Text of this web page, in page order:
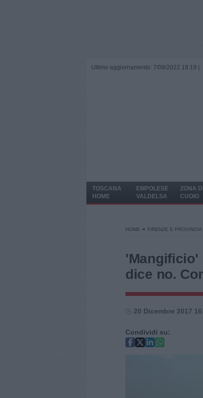
Ultimo aggiornamento: 7/09/2022 18:19 |
TOSCANA
HOME
EMPOLESE
VALDELSA
ZONA
CUOIO
HOME FIRENZE E PROVINCIA
'Mangificio'
dice no.
20 Dicembre 2017
Condividi su: